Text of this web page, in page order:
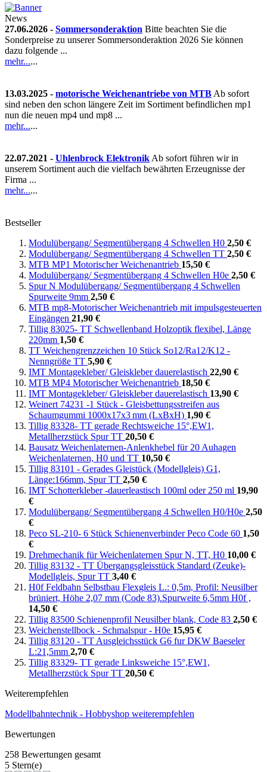
News
27.06.2026 - Sommersonderaktion Bitte beachten Sie die
Sonderpreise zu unserer Sommersonderaktion 2026 Sie können
dazu folgende ...
mehr......
13.03.2025 - motorische Weichenantriebe von MTB Ab sofort
sind neben den schon längere Zeit im Sortiment befindlichen mp1
nun die neuen mp4 und mp8 ...
mehr......
22.07.2021 - Uhlenbrock Elektronik Ab sofort führen wir in
unserem Sortiment auch die vielfach bewährten Erzeugnisse der
Firma ...
mehr......
Bestseller
Modulübergang/ Segmentübergang 4 Schwellen H0 2,50 €
Modulübergang/ Segmentübergang 4 Schwellen TT 2,50 €
MTB MP1 Motorischer Weichenantrieb 15,50 €
Modulübergang/ Segmentübergang 4 Schwellen H0e 2,50 €
Spur N Modulübergang/ Segmentübergang 4 Schwellen
Spurweite 9mm 2,50 €
MTB mp8-Motorischer Weichenantrieb mit impulsgesteuerten
Eingängen 21,90 €
Tillig 83025- TT Schwellenband Holzoptik flexibel, Länge
220mm 1,50 €
TT Weichengrenzzeichen 10 Stück So12/Ra12/K12 -
Nenngröße TT 5,90 €
IMT Montagekleber/ Gleiskleber dauerelastisch 22,90 €
MTB MP4 Motorischer Weichenantrieb 18,50 €
IMT Montagekleber/ Gleiskleber dauerelastisch 13,90 €
Weinert 74231 -1 Stück - Gleisbettungsstreifen aus
Schaumgummi 1000x17x3 mm (LxBxH) 1,90 €
Tillig 83328- TT gerade Rechtsweiche 15°,EW1,
Metallherzstück Spur TT 20,50 €
Bausatz Weichenlaternen-Anlenkhebel für 20 Auhagen
Weichenlaternen, H0 und TT 10,50 €
Tillig 83101 - Gerades Gleistück (Modellgleis) G1,
Länge:166mm, Spur TT 2,50 €
IMT Schotterkleber -dauerleastisch 100ml oder 250 ml 19,90
€
Modulübergang/ Segmentübergang 4 Schwellen H0/H0e 2,50
€
Peco SL-210- 6 Stück Schienenverbinder Peco Code 60 1,50
€
Drehmechanik für Weichenlaternen Spur N, TT, H0 10,00 €
Tillig 83132 - TT Übergangsgleisstück Standard (Zeuke)-
Modellgleis, Spur TT 3,40 €
H0f Feldbahn Selbstbau Flexgleis L.: 0,5m, Profil: Neusilber
brüniert, Höhe 2,07 mm (Code 83).Spurweite 6,5mm H0f ,
14,50 €
Tillig 83500 Schienenprofil Neusilber blank, Code 83 2,50 €
Weichenstellbock - Schmalspur - H0e 15,95 €
Tillig 83120 - TT Ausgleichsstück G6 fur DKW Baeseler
L:21,5mm 2,70 €
Tillig 83329- TT gerade Linksweiche 15°,EW1,
Metallherzstück Spur TT 20,50 €
Weiterempfehlen
Modellbahntechnik - Hobbyshop weiterempfehlen
Bewertungen
258 Bewertungen gesamt
5 Stern(e)